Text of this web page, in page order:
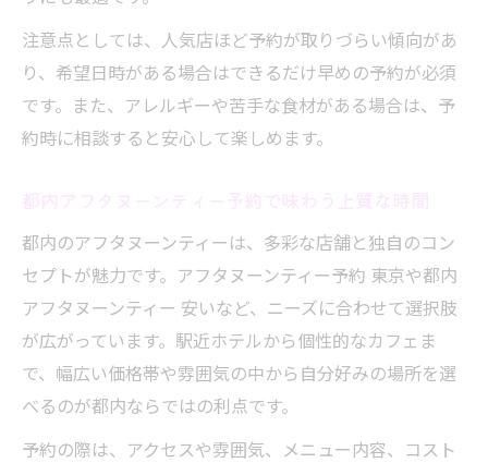
本当に美味しいアフタヌーンティー穴場発
見術
アフタヌーンティー予約活用で得する店舗
注意点としては、人気店ほど予約が取りづらい傾向があ
り、希望日時がある場合はできるだけ早めの予約が必須
です。また、アレルギーや苦手な食材がある場合は、予
約時に相談すると安心して楽しめます。
都内のアフタヌーンティーは、多彩な店舗と独自のコン
セプトが魅力です。アフタヌーンティー予約 東京や都内
アフタヌーンティー 安いなど、ニーズに合わせて選択肢
が広がっています。駅近ホテルから個性的なカフェま
で、幅広い価格帯や雰囲気の中から自分好みの場所を選
べるのが都内ならではの利点です。
予約の際は、アクセスや雰囲気、メニュー内容、コスト